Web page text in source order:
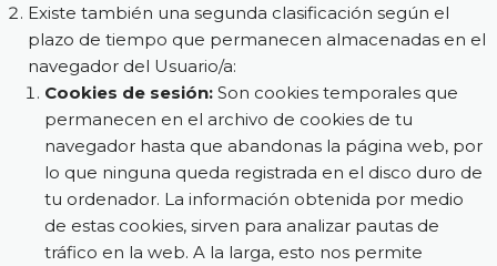
Existe también una segunda clasificación según el
plazo de tiempo que permanecen almacenadas en el
navegador del Usuario/a:
Cookies de sesión: Son cookies temporales que
permanecen en el archivo de cookies de tu
navegador hasta que abandonas la página web, por
lo que ninguna queda registrada en el disco duro de
tu ordenador. La información obtenida por medio
de estas cookies, sirven para analizar pautas de
tráfico en la web. A la larga, esto nos permite